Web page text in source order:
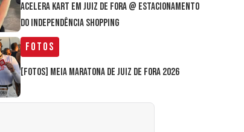
Acelera Kart em Juiz de Fora @ estacionamento
do Independência Shopping
Fotos
[FOTOS] Meia Maratona de Juiz de Fora 2026